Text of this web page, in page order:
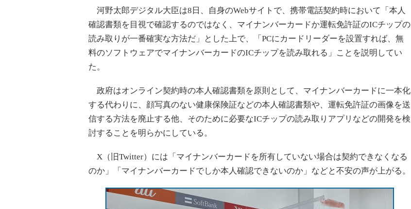
河野太郎デジタル大臣は8日、自身のWebサイトで、携帯電話契約時において「本人
確認書類を目視で確認するのではなく、マイナンバーカードか運転免許証のICチップの
読み取りが一番確実な方法だ」とした上で、「PCにカードリーダーを設置すれば、無
料のソフトウェアでマイナンバーカードのICチップを読み取れる」ことを説明してい
た。
政府はオンライン契約時の本人確認書類を原則として、マイナンバーカードに一本化
する代わりに、顔写真のない健康保険証などの本人確認書類や、運転免許証の画像を送
信する方法を廃止する他、そのために必要なICチップの読み取りアプリなどの開発を検
討することを明らかにしている。
X（旧Twitter）には「マイナンバーカードを所有していない場合は契約できなくなる
のか」「マイナンバーカードでしか本人確認できないのか」などと不安の声が上がる。